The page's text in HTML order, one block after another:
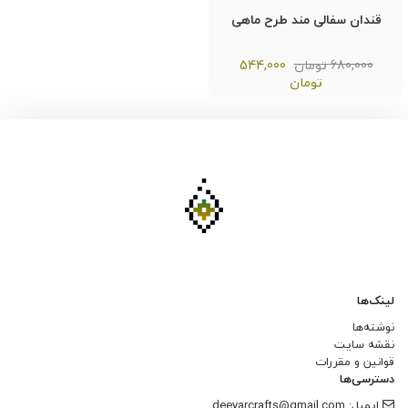
قندان سفالی مند طرح ماهی
680,000 تومان
544,000
تومان
لینک‌ها
نوشته‌ها
نقشه سایت
قوانین و مقررات
دسترسی‌ها